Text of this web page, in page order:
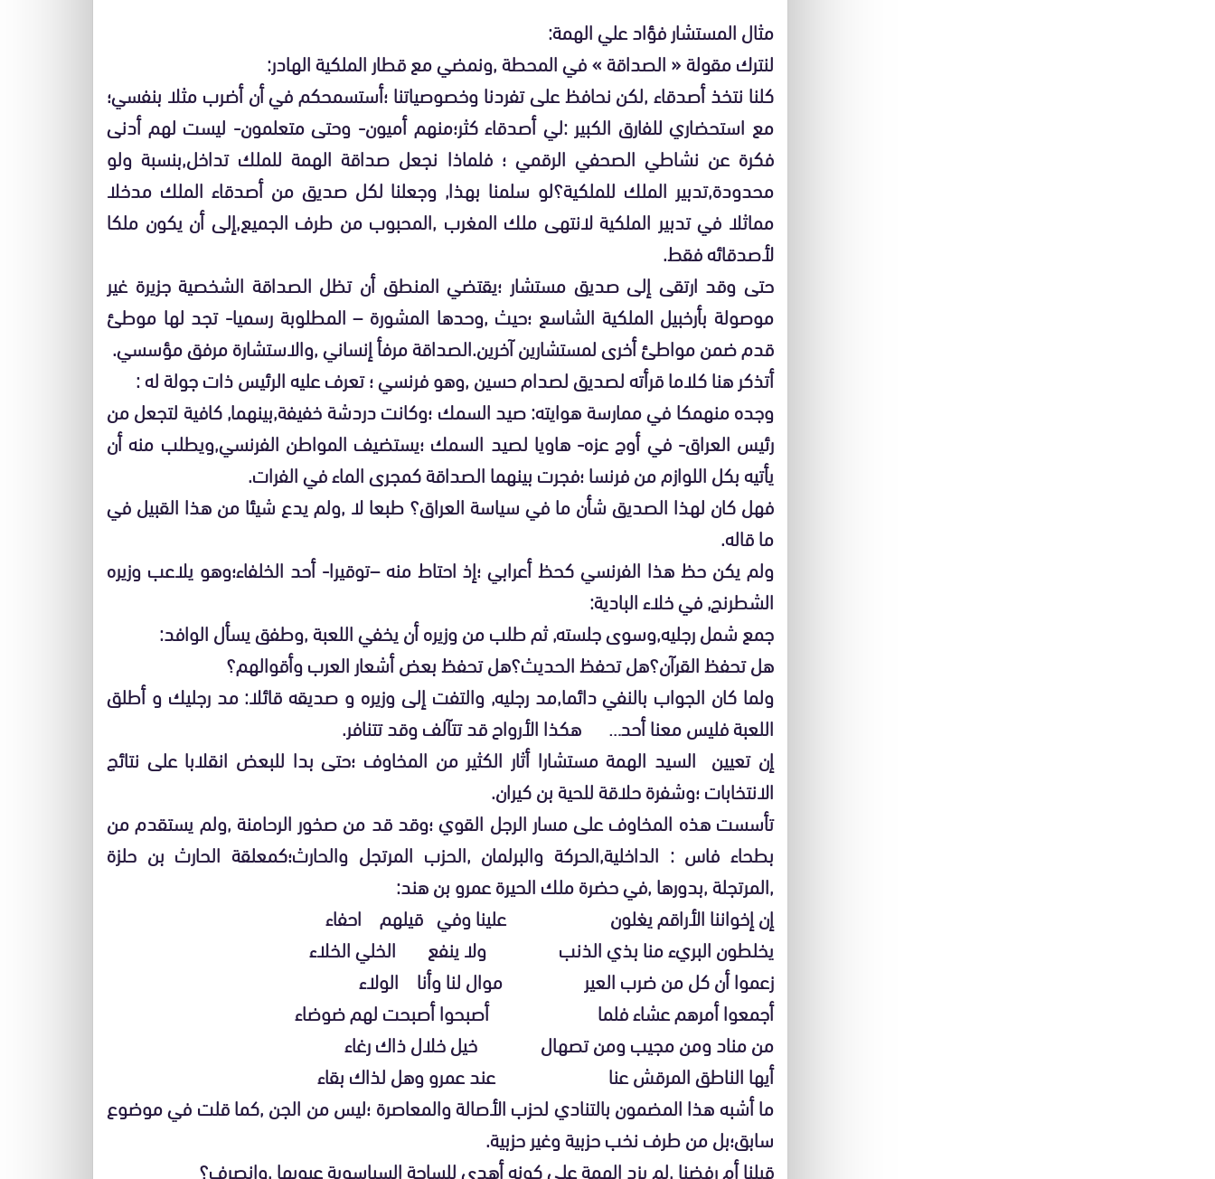
مثال المستشار فؤاد علي الهمة:
لنترك مقولة « الصداقة » في المحطة ,ونمضي مع قطار الملكية الهادر:
كلنا نتخذ أصدقاء ,لكن نحافظ على تفردنا وخصوصياتنا ؛أستسمحكم في أن أضرب مثلا بنفسي؛
مع استحضاري للفارق الكبير :لي أصدقاء كثر؛منهم أميون- وحتى متعلمون- ليست لهم أدنى
فكرة عن نشاطي الصحفي الرقمي ؛ فلماذا نجعل صداقة الهمة للملك تداخل,بنسبة ولو
محدودة,تدبير الملك للملكية؟لو سلمنا بهذا, وجعلنا لكل صديق من أصدقاء الملك مدخلا
مماثلا في تدبير الملكية لانتهى ملك المغرب ,المحبوب من طرف الجميع,إلى أن يكون ملكا
لأصدقائه فقط.
حتى وقد ارتقى إلى صديق مستشار ؛يقتضي المنطق أن تظل الصداقة الشخصية جزيرة غير
موصولة بأرخبيل الملكية الشاسع ؛حيث ,وحدها المشورة – المطلوبة رسميا- تجد لها موطئ
قدم ضمن مواطئ أخرى لمستشارين آخرين.الصداقة مرفأ إنساني ,والاستشارة مرفق مؤسسي.
أتذكر هنا كلاما قرأته لصديق لصدام حسين ,وهو فرنسي ؛ تعرف عليه الرئيس ذات جولة له :
وجده منهمكا في ممارسة هوايته: صيد السمك ؛وكانت دردشة خفيفة,بينهما, كافية لتجعل من
رئيس العراق- في أوج عزه- هاويا لصيد السمك ؛يستضيف المواطن الفرنسي,ويطلب منه أن
يأتيه بكل اللوازم من فرنسا ؛فجرت بينهما الصداقة كمجرى الماء في الفرات.
فهل كان لهذا الصديق شأن ما في سياسة العراق؟ طبعا لا ,ولم يدع شيئا من هذا القبيل في
ما قاله.
ولم يكن حظ هذا الفرنسي كحظ أعرابي ؛إذ احتاط منه –توقيرا- أحد الخلفاء؛وهو يلاعب وزيره
الشطرنج, في خلاء البادية:
جمع شمل رجليه,وسوى جلسته, ثم طلب من وزيره أن يخفي اللعبة ,وطفق يسأل الوافد:
هل تحفظ القرآن؟هل تحفظ الحديث؟هل تحفظ بعض أشعار العرب وأقوالهم؟
ولما كان الجواب بالنفي دائما,مد رجليه, والتفت إلى وزيره و صديقه قائلا: مد رجليك و أطلق
اللعبة فليس معنا أحد… هكذا الأرواح قد تتآلف وقد تتنافر.
إن تعيين السيد الهمة مستشارا أثار الكثير من المخاوف ؛حتى بدا للبعض انقلابا على نتائج
الانتخابات ؛وشفرة حلاقة للحية بن كيران.
تأسست هذه المخاوف على مسار الرجل القوي ؛وقد قد من صخور الرحامنة ,ولم يستقدم من
بطحاء فاس : الداخلية,الحركة والبرلمان ,الحزب المرتجل والحارث؛كمعلقة الحارث بن حلزة
,المرتجلة ,بدورها ,في حضرة ملك الحيرة عمرو بن هند:
إن إخواننا الأراقم يغلون علينا وفي قيلهم احفاء
يخلطون البريء منا بذي الذنب ولا ينفع الخلي الخلاء
زعموا أن كل من ضرب العير موال لنا وأنا الولاء
أجمعوا أمرهم عشاء فلما أصبحوا أصبحت لهم ضوضاء
من مناد ومن مجيب ومن تصهال خيل خلال ذاك رغاء
أيها الناطق المرقش عنا عند عمرو وهل لذاك بقاء
ما أشبه هذا المضمون بالتنادي لحزب الأصالة والمعاصرة ؛ليس من الجن ,كما قلت في موضوع
سابق؛بل من طرف نخب حزبية وغير حزبية.
قبلنا أم رفضنا ,لم يزد الهمة على كونه أهدى للساحة السياسوية عيوبها ,وانصرف؟